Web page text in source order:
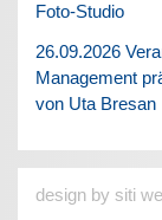
Foto-Studio
26.09.2026
Management
von Uta Bresan
design by siti